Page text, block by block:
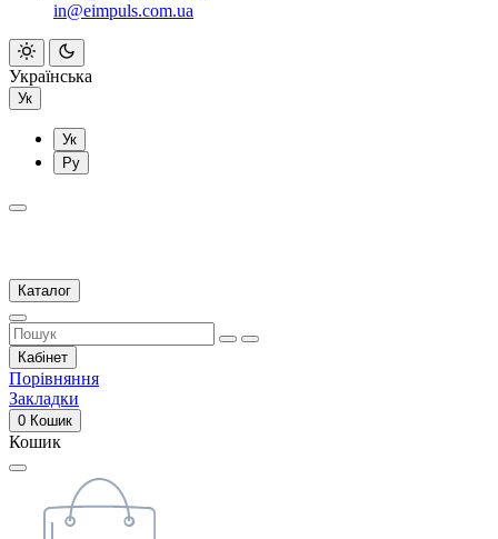
in@eimpuls.com.ua
Українська
Ук
Ук
Ру
Каталог
Кабінет
Порівняння
Закладки
0 Кошик
Кошик